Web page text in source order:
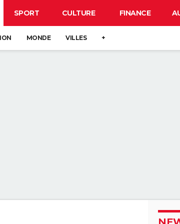
SPORT CULTURE FINANCE
MONDE VILLES +